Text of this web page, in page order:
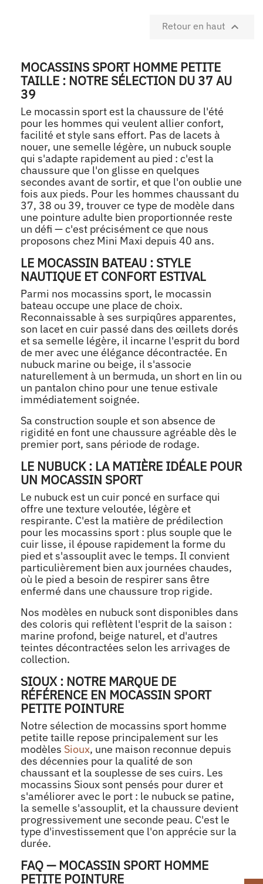
Retour en haut 
MOCASSINS SPORT HOMME PETITE
TAILLE : NOTRE SÉLECTION DU 37 AU
39
Le mocassin sport est la chaussure de l'été
pour les hommes qui veulent allier confort,
facilité et style sans effort. Pas de lacets à
nouer, une semelle légère, un nubuck souple
qui s'adapte rapidement au pied : c'est la
chaussure que l'on glisse en quelques
secondes avant de sortir, et que l'on oublie une
fois aux pieds. Pour les hommes chaussant du
37, 38 ou 39, trouver ce type de modèle dans
une pointure adulte bien proportionnée reste
un défi — c'est précisément ce que nous
proposons chez Mini Maxi depuis 40 ans.
LE MOCASSIN BATEAU : STYLE
NAUTIQUE ET CONFORT ESTIVAL
Parmi nos mocassins sport, le mocassin
bateau occupe une place de choix.
Reconnaissable à ses surpiqûres apparentes,
son lacet en cuir passé dans des œillets dorés
et sa semelle légère, il incarne l'esprit du bord
de mer avec une élégance décontractée. En
nubuck marine ou beige, il s'associe
naturellement à un bermuda, un short en lin ou
un pantalon chino pour une tenue estivale
immédiatement soignée.
Sa construction souple et son absence de
rigidité en font une chaussure agréable dès le
premier port, sans période de rodage.
LE NUBUCK : LA MATIÈRE IDÉALE POUR
UN MOCASSIN SPORT
Le nubuck est un cuir poncé en surface qui
offre une texture veloutée, légère et
respirante. C'est la matière de prédilection
pour les mocassins sport : plus souple que le
cuir lisse, il épouse rapidement la forme du
pied et s'assouplit avec le temps. Il convient
particulièrement bien aux journées chaudes,
où le pied a besoin de respirer sans être
enfermé dans une chaussure trop rigide.
Nos modèles en nubuck sont disponibles dans
des coloris qui reflètent l'esprit de la saison :
marine profond, beige naturel, et d'autres
teintes décontractées selon les arrivages de
collection.
SIOUX : NOTRE MARQUE DE
RÉFÉRENCE EN MOCASSIN SPORT
PETITE POINTURE
Notre sélection de mocassins sport homme
petite taille repose principalement sur les
modèles Sioux, une maison reconnue depuis
des décennies pour la qualité de son
chaussant et la souplesse de ses cuirs. Les
mocassins Sioux sont pensés pour durer et
s'améliorer avec le port : le nubuck se patine,
la semelle s'assouplit, et la chaussure devient
progressivement une seconde peau. C'est le
type d'investissement que l'on apprécie sur la
durée.
FAQ — MOCASSIN SPORT HOMME
PETITE POINTURE